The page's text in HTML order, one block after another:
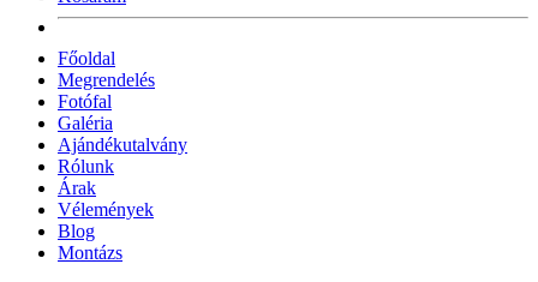
Főoldal
Megrendelés
Fotófal
Galéria
Ajándékutalvány
Rólunk
Árak
Vélemények
Blog
Montázs